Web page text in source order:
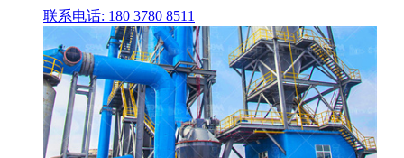
联系电话: 180 3780 8511